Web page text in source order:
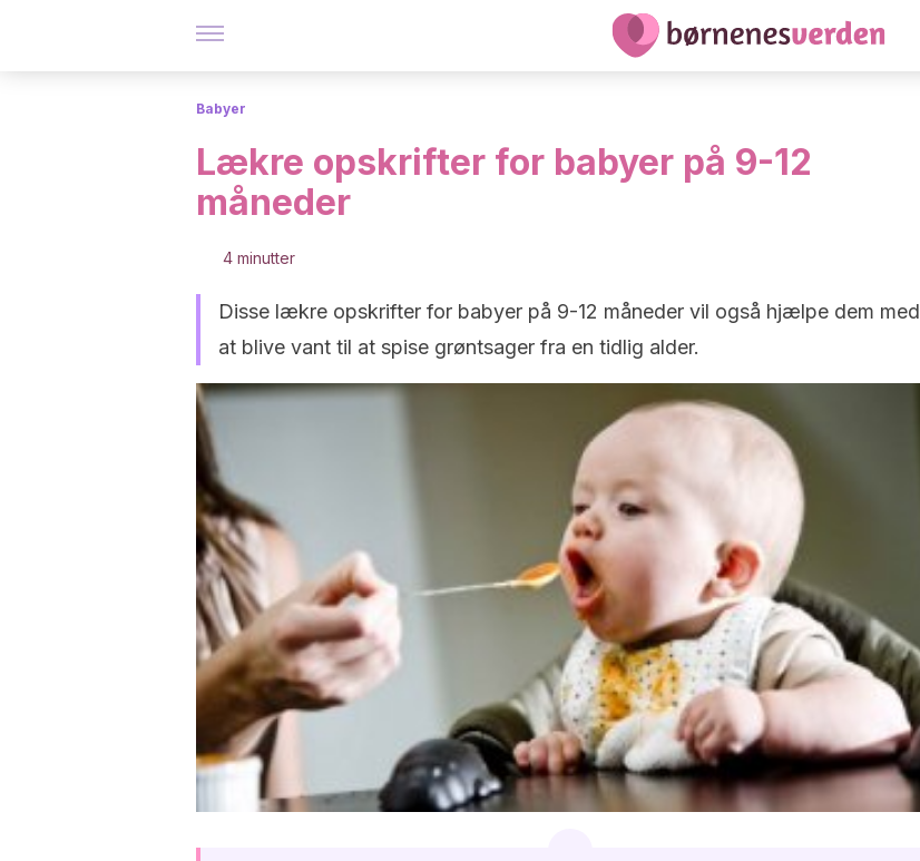
Babyer
Lækre opskrifter for babyer på 9-12
måneder
4 minutter
Disse lækre opskrifter for babyer på 9-12 måneder vil også hjælpe dem med
at blive vant til at spise grøntsager fra en tidlig alder.